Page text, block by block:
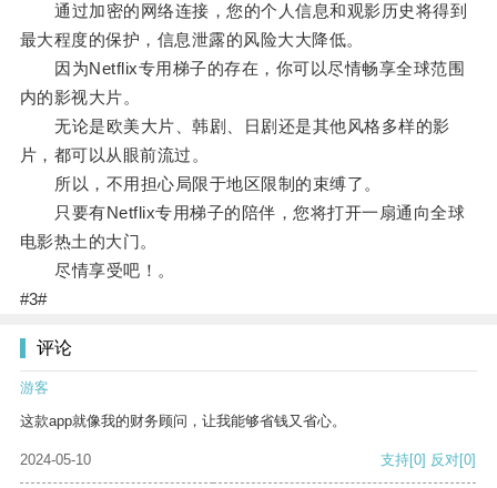
通过加密的网络连接，您的个人信息和观影历史将得到
最大程度的保护，信息泄露的风险大大降低。
因为Netflix专用梯子的存在，你可以尽情畅享全球范围
内的影视大片。
无论是欧美大片、韩剧、日剧还是其他风格多样的影
片，都可以从眼前流过。
所以，不用担心局限于地区限制的束缚了。
只要有Netflix专用梯子的陪伴，您将打开一扇通向全球
电影热土的大门。
尽情享受吧！。
#3#
评论
游客
这款app就像我的财务顾问，让我能够省钱又省心。
2024-05-10 支持[0] 反对[0]